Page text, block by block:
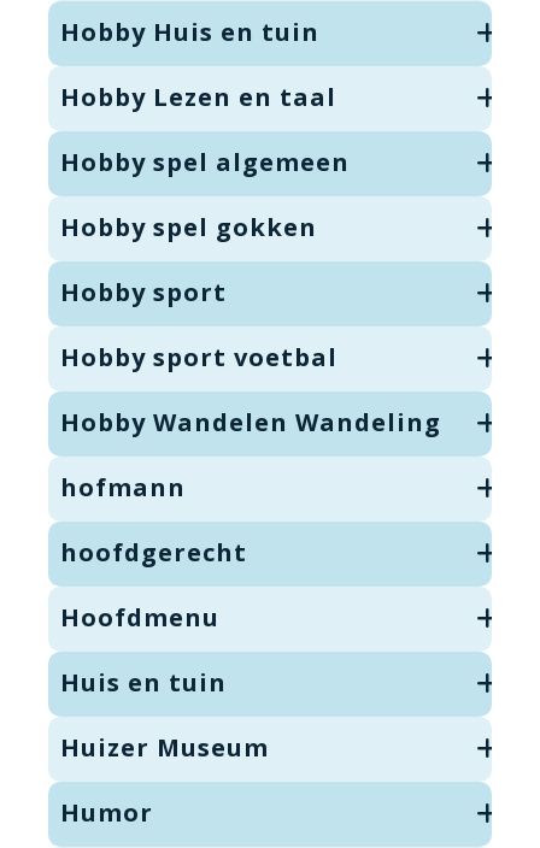
Hobby Huis en tuin
Hobby Lezen en taal
Hobby spel algemeen
Hobby spel gokken
Hobby sport
Hobby sport voetbal
Hobby Wandelen Wandeling
hofmann
hoofdgerecht
Hoofdmenu
Huis en tuin
Huizer Museum
Humor